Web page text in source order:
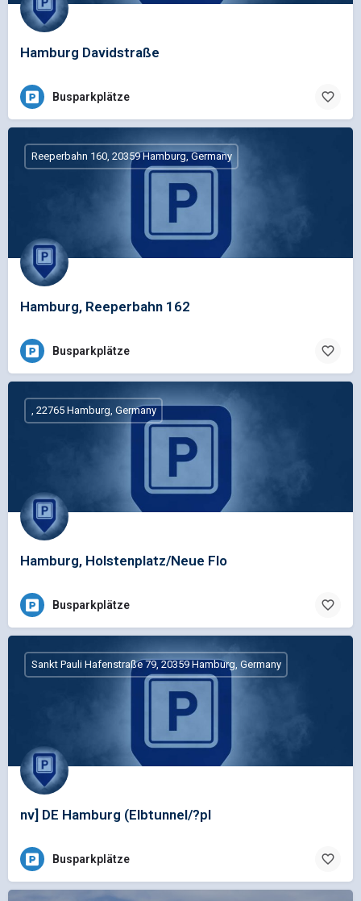
Hamburg Davidstraße
Busparkplätze
Hamburg, Reeperbahn 162
Reeperbahn 160, 20359 Hamburg, Germany
Busparkplätze
Hamburg, Holstenplatz/Neue Flo
, 22765 Hamburg, Germany
Busparkplätze
nv] DE Hamburg (Elbtunnel/?pl
Sankt Pauli Hafenstraße 79, 20359 Hamburg, Germany
Busparkplätze